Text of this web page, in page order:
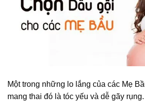
Một trong những lo lắng của các Mẹ
mang thai đó là tóc yếu và dễ gãy